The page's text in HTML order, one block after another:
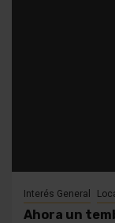
Interés General
Ahora un